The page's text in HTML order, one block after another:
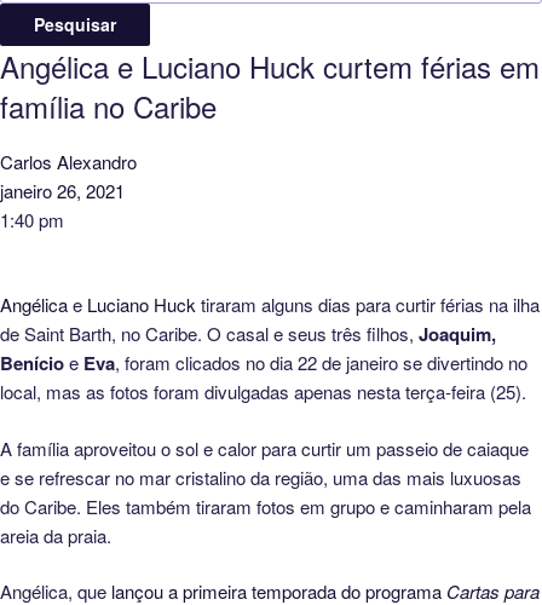
Pesquisar
Angélica e Luciano Huck curtem férias em
família no Caribe
Carlos Alexandro
janeiro 26, 2021
1:40 pm
Angélicae Luciano Huck tiraram alguns dias para curtir férias na ilha
de Saint Barth, no Caribe. O casal e seus três filhos, Joaquim,
Benícioe Eva, foram clicados no dia 22 de janeiro se divertindo no
local, mas as fotos foram divulgadas apenas nesta terça-feira (25).
A família aproveitou o sol e calor para curtir um passeio de caiaque
e se refrescar no mar cristalino da região, uma das mais luxuosas
do Caribe. Eles também tiraram fotos em grupo e caminharam pela
areia da praia.
Angélica, que lançou a primeira temporada do programa Cartas para